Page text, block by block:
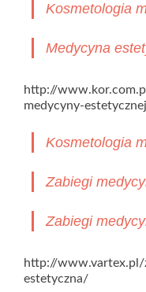
Kosmetologia
Medycyna
http://
medycyny-
Kosmetologia
Zabiegi
Zabiegi
http://
estetyczna/